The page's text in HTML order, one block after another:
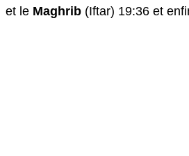
et le Maghrib (Iftar) 19:36 et